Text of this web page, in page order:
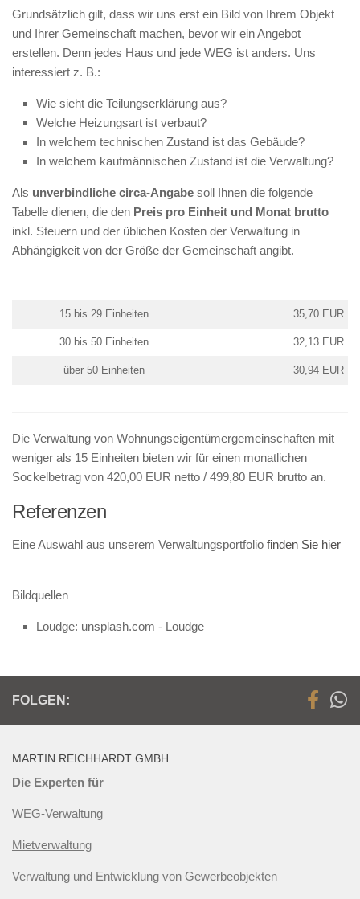
Grundsätzlich gilt, dass wir uns erst ein Bild von Ihrem Objekt
und Ihrer Gemeinschaft machen, bevor wir ein Angebot
erstellen. Denn jedes Haus und jede WEG ist anders. Uns
interessiert z. B.:
Wie sieht die Teilungserklärung aus?
Welche Heizungsart ist verbaut?
In welchem technischen Zustand ist das Gebäude?
In welchem kaufmännischen Zustand ist die Verwaltung?
Als unverbindliche circa-Angabe soll Ihnen die folgende
Tabelle dienen, die den Preis pro Einheit und Monat brutto
inkl. Steuern und der üblichen Kosten der Verwaltung in
Abhängigkeit von der Größe der Gemeinschaft angibt.
15 bis 29 Einheiten 35,70 EUR
30 bis 50 Einheiten 32,13 EUR
über 50 Einheiten 30,94 EUR
Die Verwaltung von Wohnungseigentümergemeinschaften mit
weniger als 15 Einheiten bieten wir für einen monatlichen
Sockelbetrag von 420,00 EUR netto / 499,80 EUR brutto an.
Referenzen
Eine Auswahl aus unserem Verwaltungsportfolio finden Sie hier
Bildquellen
Loudge: unsplash.com - Loudge
FOLGEN:
MARTIN REICHHARDT GMBH
Die Experten für
WEG-Verwaltung
Mietverwaltung
Verwaltung und Entwicklung von Gewerbeobjekten